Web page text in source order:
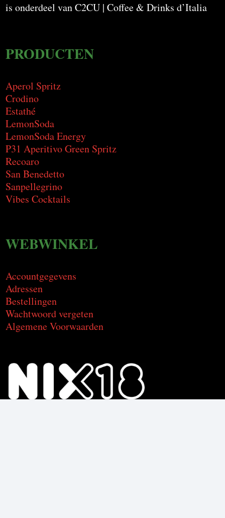
is onderdeel van C2CU | Coffee & Drinks d’Italia
PRODUCTEN
Aperol Spritz
Crodino
Estathé
LemonSoda
LemonSoda Energy
P31 Aperitivo Green Spritz
Recoaro
San Benedetto
Sanpellegrino
Vibes Cocktails
WEBWINKEL
Accountgegevens
Adressen
Bestellingen
Wachtwoord vergeten
Algemene Voorwaarden